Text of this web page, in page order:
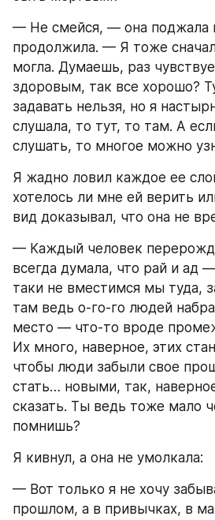
— Не смейся, — она поджала
продолжила. — Я тоже
могла. Думаешь, раз
здоровым, так все хорошо?
задавать нельзя, но я
слушала, то тут, то там. А
слушать, то многое можно
Я жадно ловил каждое ее
хотелось ли мне ей верить
вид доказывал, что она не
— Каждый человек
всегда думала, что рай и ад
таки не вместимся мы туда,
там ведь о-го-го людей
место — что-то вроде
Их много, наверное, этих
чтобы люди забыли свое
стать… новыми, так,
сказать. Ты ведь тоже мало
помнишь?
Я кивнул, а она не умолкала:
— Вот только я не хочу
прошлом, а в привычках, в